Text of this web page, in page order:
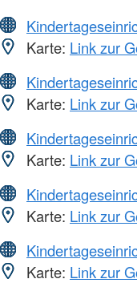
Karte: Link zur
Karte: Link zur
Karte: Link zur
Karte: Link zur
Karte: Link zur